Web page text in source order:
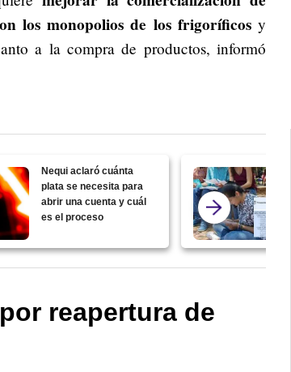
los monopolios de los frigoríficosy
a la compra de productos, informó
Nequi aclaró cuánta
plata se necesita para
abrir una cuenta y cuál
es el proceso
reapertura de